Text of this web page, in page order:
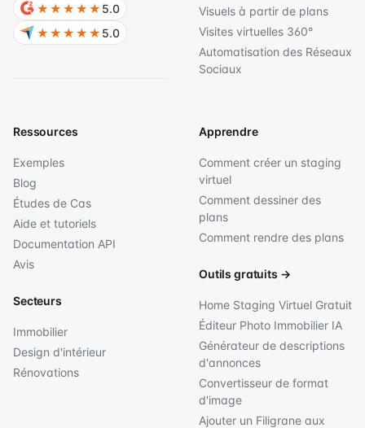
Visuels à partir de plans
Visites virtuelles 360°
Automatisation des Réseaux
Sociaux
Ressources
Exemples
Blog
Études de Cas
Aide et tutoriels
Documentation API
Avis
Secteurs
Immobilier
Design d'intérieur
Rénovations
Apprendre
Comment créer un staging
virtuel
Comment dessiner des
plans
Comment rendre des plans
Outils gratuits →
Home Staging Virtuel Gratuit
Éditeur Photo Immobilier IA
Générateur de descriptions
d'annonces
Convertisseur de format
d'image
Ajouter un Filigrane aux
★★★★★ 5.0
★★★★★ 5.0